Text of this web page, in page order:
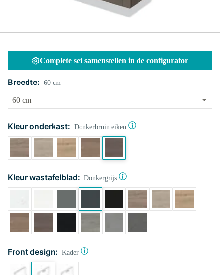
Complete set samenstellen in de configurator
Breedte: 60 cm
Kleur onderkast: Donkerbruin eiken
Kleur wastafelblad: Donkergrijs
Front design: Kader